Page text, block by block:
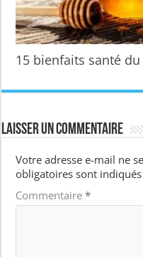
15 bienfaits santé
Laisser un commentaire
Votre adresse e-mail ne
obligatoires sont
Commentaire*